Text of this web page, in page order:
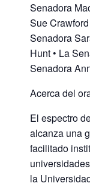
Senadora
Sue
Senadora
Hunt • La
Senadora
Acerca del
El espectro
alcanza una
facilitado
la